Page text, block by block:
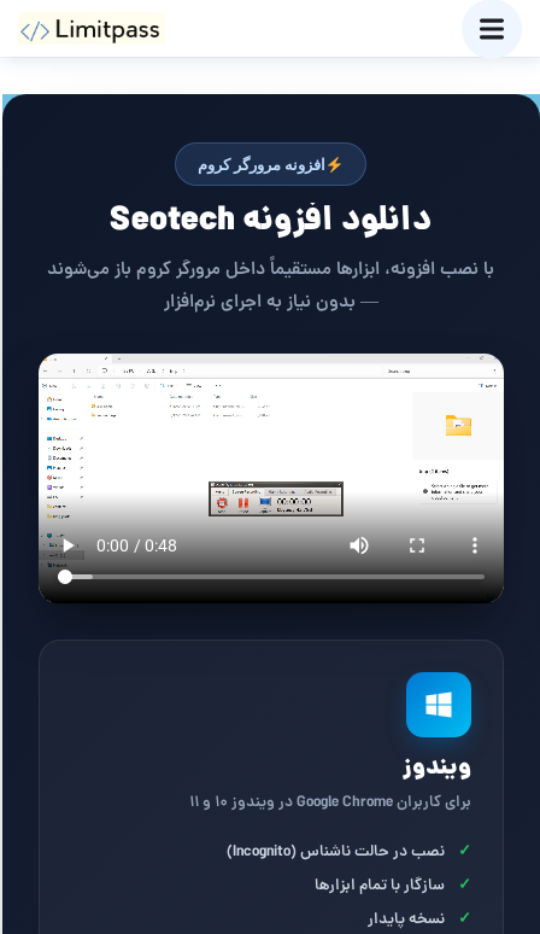
افزونه مرورگر کروم
دانلود افزونه Seotech
با نصب افزونه، ابزارها مستقیماً داخل مرورگر کروم باز می‌شوند
— بدون نیاز به اجرای نرم‌افزار
ویندوز
برای کاربران Google Chrome در ویندوز ۱۰ و ۱۱
✓
نصب در حالت ناشناس (Incognito)
✓
سازگار با تمام ابزارها
✓
نسخه پایدار